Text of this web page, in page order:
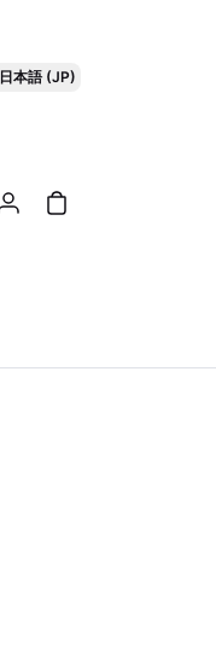
日本語 (JP)